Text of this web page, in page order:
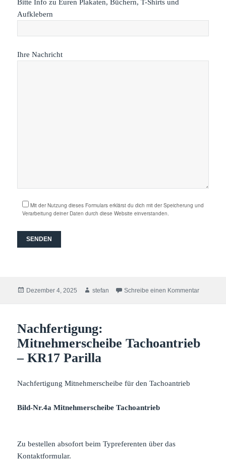
Bitte Info zu Euren Plakaten, Büchern, T-Shirts und
Aufklebern
Ihre Nachricht
Mit der Nutzung dieses Formulars erklärst du dich mit der Speicherung und
Verarbeitung deiner Daten durch diese Website einverstanden.
Veröffentlicht
Dezember 4, 2025 Autor
stefan Schreibe einen Kommentarzu Alle
Nachfertigung:
Mitnehmerscheibe Tachoantrieb
– KR17 Parilla
Nachfertigung Mitnehmerscheibe für den Tachoantrieb
Bild-Nr.4a Mitnehmerscheibe Tachoantrieb
Zu bestellen absofort beim Typreferenten über das
Kontaktformular.